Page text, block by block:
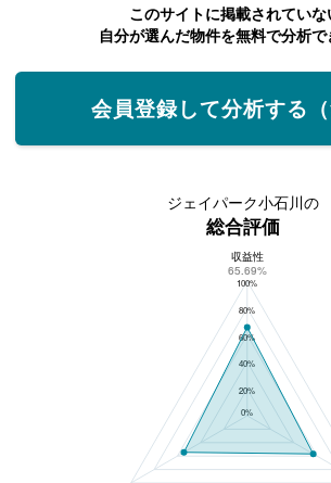
このサイトに掲載されていな
自分が選んだ物件を無料で分析で
会員登録して分析する（
ジェイパーク小石川の
総合評価
ジェイパーク小石川の総合評価
100%
80%
60%
40%
20%
0%
収益性
65.69%